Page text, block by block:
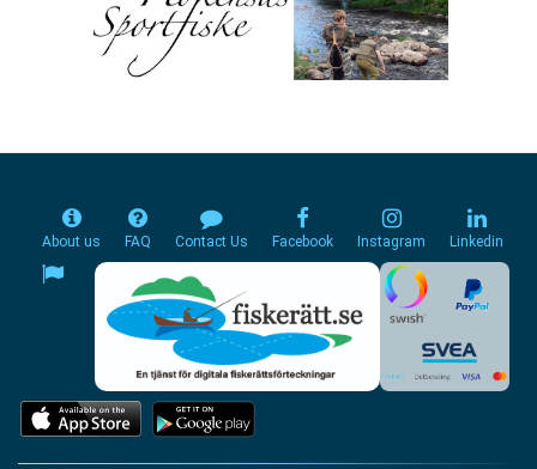
About us FAQ Contact Us Facebook Instagram Linkedin